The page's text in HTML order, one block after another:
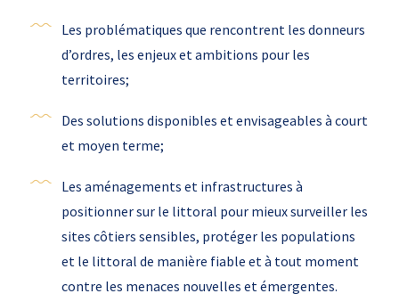
Les problématiques que rencontrent les donneurs
d’ordres, les enjeux et ambitions pour les
territoires;
Des solutions disponibles et envisageables à court
et moyen terme;
Les aménagements et infrastructures à
positionner sur le littoral pour mieux surveiller les
sites côtiers sensibles, protéger les populations
et le littoral de manière fiable et à tout moment
contre les menaces nouvelles et émergentes.